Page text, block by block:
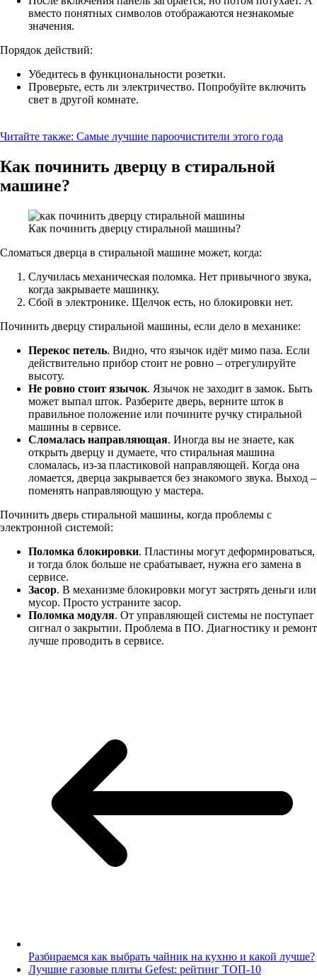
вместо понятных символов отображаются незнакомые
значения.
Порядок действий:
Убедитесь в функциональности розетки.
Проверьте, есть ли электричество. Попробуйте включить
свет в другой комнате.
Читайте также: Самые лучшие пароочистители этого года
Как починить дверцу в стиральной
машине?
Как починить дверцу стиральной машины?
Сломаться дверца в стиральной машине может, когда:
Случилась механическая поломка. Нет привычного звука,
когда закрываете машинку.
Сбой в электронике. Щелчок есть, но блокировки нет.
Починить дверцу стиральной машины, если дело в механике:
Перекос петель. Видно, что язычок идёт мимо паза. Если
действительно прибор стоит не ровно – отрегулируйте
высоту.
Не ровно стоит язычок. Язычок не заходит в замок. Быть
может выпал шток. Разберите дверь, верните шток в
правильное положение или почините ручку стиральной
машины в сервисе.
Сломалась направляющая. Иногда вы не знаете, как
открыть дверцу и думаете, что стиральная машина
сломалась, из-за пластиковой направляющей. Когда она
ломается, дверца закрывается без знакомого звука. Выход –
поменять направляющую у мастера.
Починить дверь стиральной машины, когда проблемы с
электронной системой:
Поломка блокировки. Пластины могут деформироваться,
и тогда блок больше не срабатывает, нужна его замена в
сервисе.
Засор. В механизме блокировки могут застрять деньги или
мусор. Просто устраните засор.
Поломка модуля. От управляющей системы не поступает
сигнал о закрытии. Проблема в ПО. Диагностику и ремонт
лучше проводить в сервисе.
Разбираемся как выбрать чайник на кухню и какой лучше?
Лучшие газовые плиты Gefest: рейтинг ТОП-10